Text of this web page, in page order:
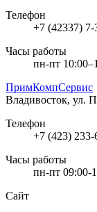
Телефон
+7 (42337) 7-
Часы работы
пн-пт
ПримКомпСервис
Владивосток, ул.
Телефон
+7 (423) 233-
Часы работы
пн-пт 09:00-
Сайт